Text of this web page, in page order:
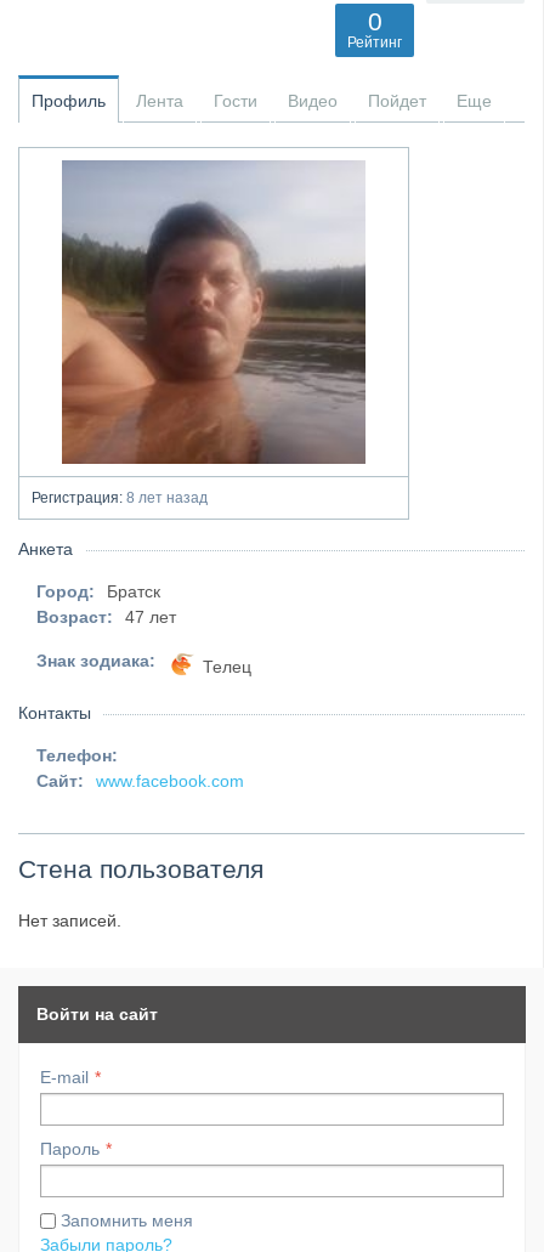
0
Рейтинг
Профиль Лента Гости Видео Пойдет Еще
Регистрация: 8 лет назад
Анкета
Город:
Братск
Возраст:
47 лет
Знак зодиака: Телец
Контакты
Телефон:
Сайт:
www.facebook.com
Стена пользователя
Нет записей.
Войти на сайт
E-mail
Пароль
Запомнить меня
Забыли пароль?